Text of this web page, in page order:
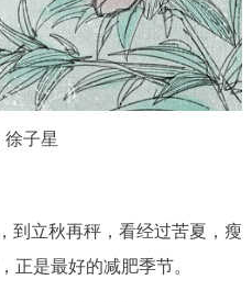
徐子星
到立秋再秤，看经过苦夏，瘦
正是最好的减肥季节。